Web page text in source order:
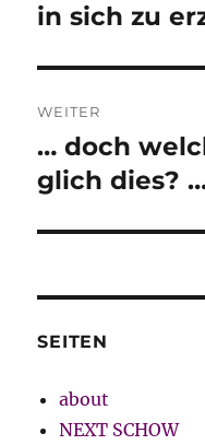
in sich zu
WEITER
Nächster
Beitrag:
… doch
glich dies?
SEITEN
about
NEXT SCHOW